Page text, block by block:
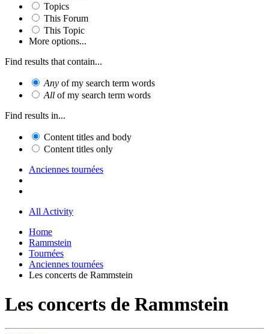
Topics
This Forum
This Topic
More options...
Find results that contain...
Any of my search term words
All of my search term words
Find results in...
Content titles and body
Content titles only
Anciennes tournées
All Activity
Home
Rammstein
Tournées
Anciennes tournées
Les concerts de Rammstein
Les concerts de Rammstein